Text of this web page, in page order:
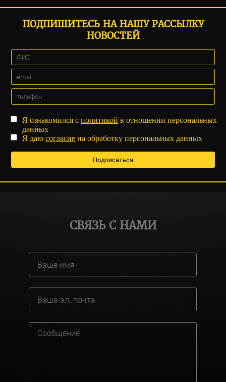
ПОДПИШИТЕСЬ НА НАШУ РАССЫЛКУ
НОВОСТЕЙ
Я ознакомился сполитикой в отношении персональных
данных
Я даюсогласие на обработку персональных данных
СВЯЗЬ С НАМИ